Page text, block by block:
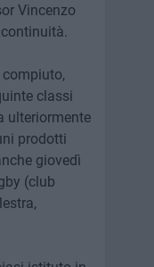
Vincenzo
classi
ulteriormente
prodotti
giovedì
(club